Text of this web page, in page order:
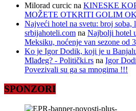
Milorad curcic na KINESKE
MOŽETE OTKRITI GOLIM
Najveći hotel na svetu: broj soba,
srbijahoteli.com na Najbolji hotel
Meksiku, noćenje van sezone od
Ko je Igor Dodik, koji je u
Mlađeg? - Politički.rs na Igor
Povezivali su ga sa mnogima !!!
SPONZORI